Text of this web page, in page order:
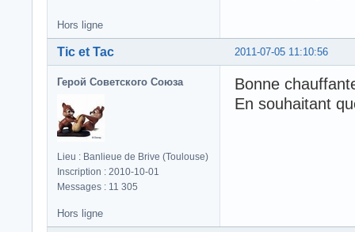
Hors ligne
2011-07-05 11:10:56
Tic et Tac
Герой Советского Союза
Lieu : Banlieue de Brive (Toulouse)
Inscription : 2010-10-01
Messages : 11 305
Bonne
En souhaitant
Hors ligne